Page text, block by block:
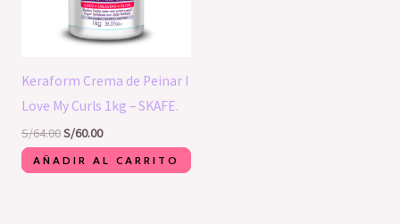
Keraform Crema de Peinar I
Love My Curls 1kg – SKAFE.
S/64.00S/60.00
AÑADIR AL CARRITO